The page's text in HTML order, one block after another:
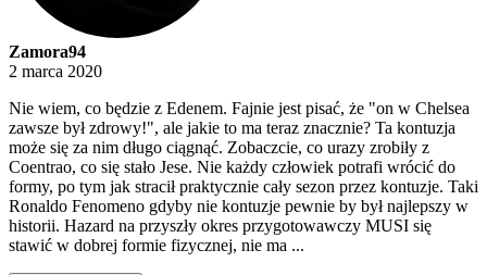
Zamora94
2 marca 2020
Nie wiem, co będzie z Edenem. Fajnie jest pisać, że "on w Chelsea
zawsze był zdrowy!", ale jakie to ma teraz znacznie? Ta kontuzja
może się za nim długo ciągnąć. Zobaczcie, co urazy zrobiły z
Coentrao, co się stało Jese. Nie każdy człowiek potrafi wrócić do
formy, po tym jak stracił praktycznie cały sezon przez kontuzje. Taki
Ronaldo Fenomeno gdyby nie kontuzje pewnie by był najlepszy w
historii. Hazard na przyszły okres przygotowawczy MUSI się
stawić w dobrej formie fizycznej, nie ma ...